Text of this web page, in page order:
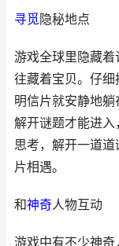
寻觅隐秘地点
游戏全球里隐藏
往藏着宝贝。仔
明信片就安静地
解开谜题才能进
思考，解开一道
片相遇。
和神奇人物互动
游戏中有不少神